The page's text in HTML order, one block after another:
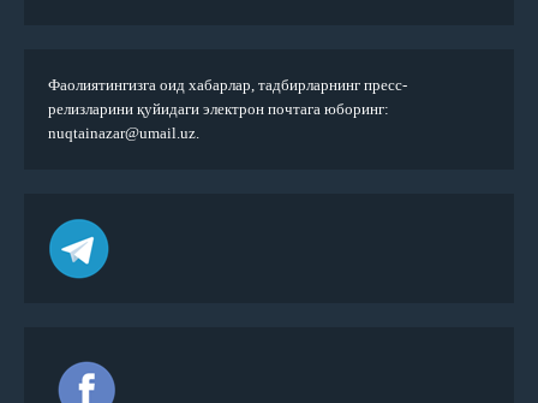
Фаолиятингизга оид хабарлар, тадбирларнинг пресс-
релизларини қуйидаги электрон почтага юборинг:
nuqtainazar@umail.uz.